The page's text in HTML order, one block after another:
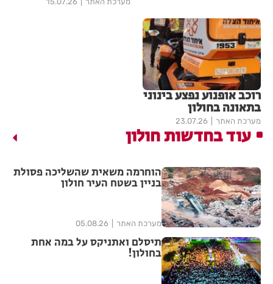
רוכב אופנוע נפצע בינוני
בתאונה בחולון
מערכת האתר 23.07.26
עוד בחדשות חולון
הוחרמה משאית שהשליכה פסולת
בניין בשטח העיר חולון
מערכת האתר 05.08.26
תיסלם ואתניקס על במה אחת
בחולון!